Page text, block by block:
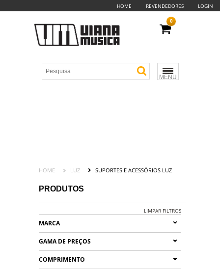
HOME REVENDEDORES LOGIN
MENU
0
HOME LUZ SUPORTES E ACESSÓRIOS LUZ
PRODUTOS
LIMPAR FILTROS
MARCA
GAMA DE PREÇOS
COMPRIMENTO